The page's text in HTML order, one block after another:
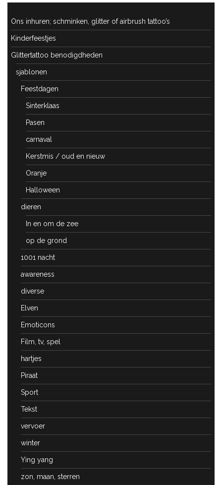
Ons inhuren; schminken, glitter of airbrush tattoo’s
Kinderfeestjes
Glittertattoo benodigdheden
sjablonen
Feestdagen
Sinterklaas
Pasen
carnaval
Kerstmis / oud en nieuw
Oranje
Halloween
dieren
In en om de zee
op de grond
1001 nacht
awareness
diverse
Elven
Emoticons
Film, tv, spel
hartjes
Piraat
Sport
Tekst
vervoer
winter
Ying yang
zon, maan, sterren